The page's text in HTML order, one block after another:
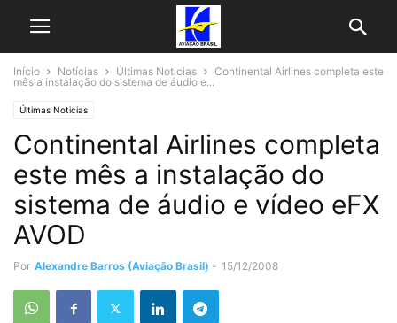
Início Notícias Últimas Noticias
Continental Airlines completa este
mês a instalação do sistema de áudio e...
Últimas Noticias
Continental Airlines completa
este mês a instalação do
sistema de áudio e vídeo eFX
AVOD
Por Alexandre Barros (Aviação Brasil) - 15/12/2008